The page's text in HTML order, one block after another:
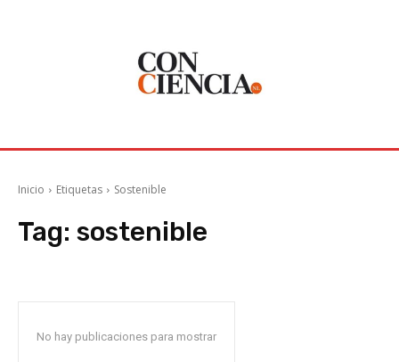
Inicio Etiquetas Sostenible
Tag: sostenible
No hay publicaciones para mostrar